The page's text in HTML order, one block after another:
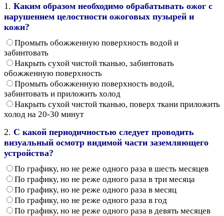
1. Каким образом необходимо обрабатывать ожог с
нарушением целостности ожоговых пузырей и
кожи?
Промыть обожженную поверхность водой и
забинтовать
Накрыть сухой чистой тканью, забинтовать
обожженную поверхность
Промыть обожженную поверхность водой,
забинтовать и приложить холод
Накрыть сухой чистой тканью, поверх ткани приложить
холод на 20-30 минут
2. С какой периодичностью следует проводить
визуальный осмотр видимой части заземляющего
устройства?
По графику, но не реже одного раза в шесть месяцев
По графику, но не реже одного раза в три месяца
По графику, но не реже одного раза в месяц
По графику, но не реже одного раза в год
По графику, но не реже одного раза в девять месяцев